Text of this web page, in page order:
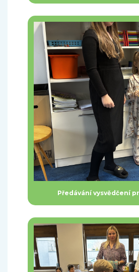
Předávání vysvědčení